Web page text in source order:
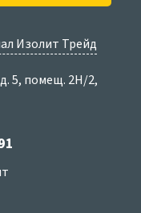
Изолит Трейд
5, помещ. 2Н/2,